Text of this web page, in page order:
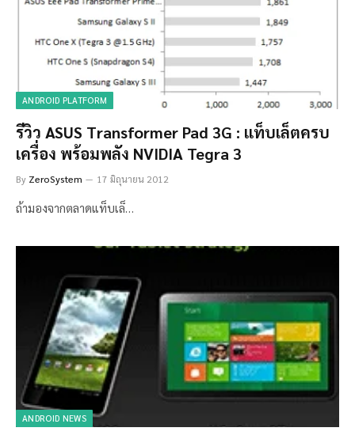
ANDROID PLATFORM
รีวิว ASUS Transformer Pad 3G : แท็บเล็ตครบ
เครื่อง พร้อมพลัง NVIDIA Tegra 3
By ZeroSystem 17 มิถุนายน 2012
ถ้ามองจากตลาดแท็บเล็…
ANDROID NEWS